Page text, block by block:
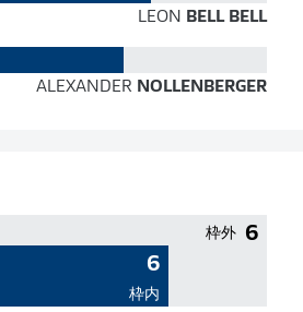
LEON BELL BELL
ALEXANDER NOLLENBERGER
6
枠外
6
枠内